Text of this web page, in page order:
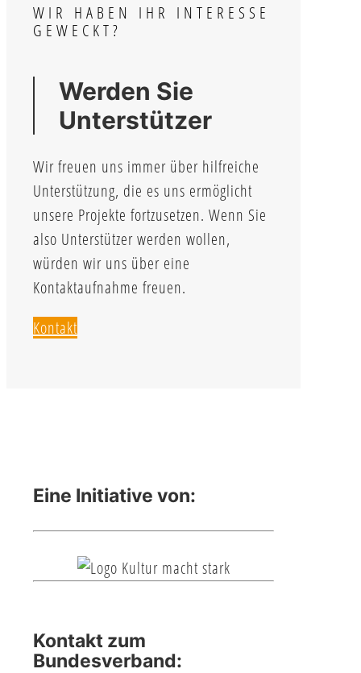
WIR HABEN IHR INTERESSE
GEWECKT?
Werden Sie
Unterstützer
Wir freuen uns immer über hilfreiche
Unterstützung, die es uns ermöglicht
unsere Projekte fortzusetzen. Wenn Sie
also Unterstützer werden wollen,
würden wir uns über eine
Kontaktaufnahme freuen.
Kontakt
Eine Initiative von:
Kontakt zum
Bundesverband: